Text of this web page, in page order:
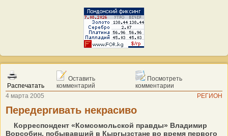
Распечатать
Оставить
комментарий
Посмотреть
комментарии
4 марта 2005
РЕГИОН
Передергивать некрасиво
Корреспондент «Комсомольской правды» Владимир
Ворсобин, побывавший в Кыргызстане во время первого